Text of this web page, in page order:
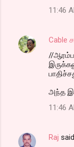
11:46
Cable
//
அந்த
11:46
Raj said…